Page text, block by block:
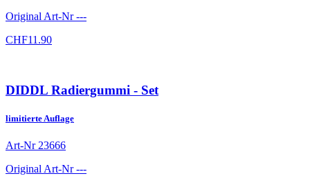
Original Art-Nr---
CHF11.90
DIDDL Radiergummi - Set
limitierte Auflage
Art-Nr23666
Original Art-Nr---